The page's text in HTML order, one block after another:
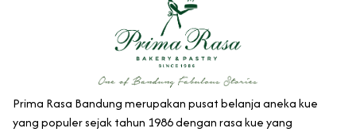
Prima Rasa Bandung merupakan pusat belanja aneka kue
yang populer sejak tahun 1986 dengan rasa kue yang